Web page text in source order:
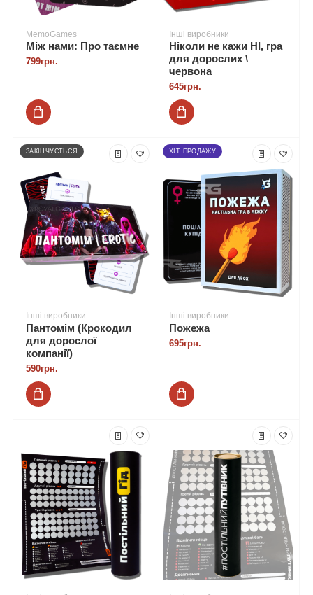
MemoGames
Між нами: Про таємне
799грн.
Інші виробники
Ніколи не кажи НІ, гра
для дорослих \
червона
645грн.
ЗАКІНЧУЄТЬСЯ
Інші виробники
Пантомім (Крокодил
для дорослої
компанії)
590грн.
ХІТ ПРОДАЖУ
Інші виробники
Пожежа
695грн.